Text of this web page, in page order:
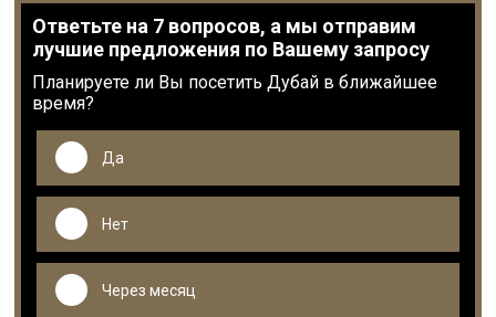
Ответьте на 7 вопросов, а мы отправим
лучшие предложения по Вашему запросу
Планируете ли Вы посетить Дубай в ближайшее
время?
Да
Нет
Через месяц